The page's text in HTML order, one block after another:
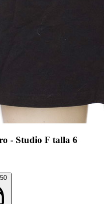
- Studio F talla 6